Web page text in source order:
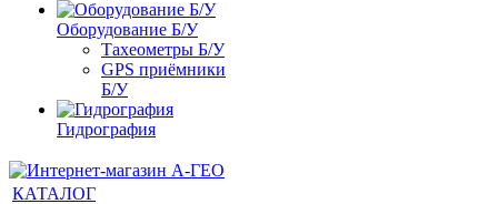
Оборудование Б/У
Тахеометры Б/У
GPS приёмники
Б/У
Гидрография
КАТАЛОГ